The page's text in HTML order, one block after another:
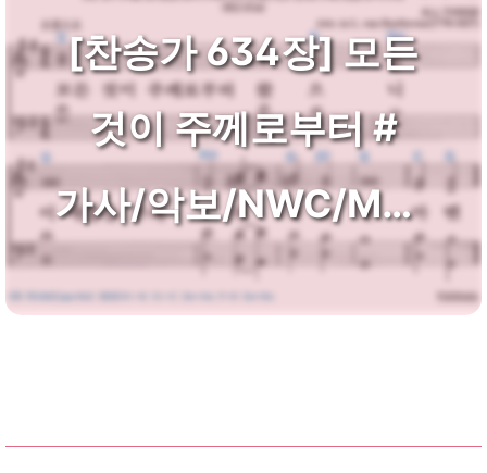
[찬송가 634장] 모든
것이 주께로부터 #
가사/악보/NWC/MP3
다운로드